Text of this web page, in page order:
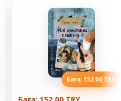
Баға: 152.00 TRY
Баға: 152.00 TRY